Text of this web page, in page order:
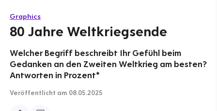
Graphics
80 Jahre Weltkriegsende
Welcher Begriff beschreibt Ihr Gefühl beim
Gedanken an den Zweiten Weltkrieg am besten?
Antworten in Prozent*
Veröffentlicht am 08.05.2025